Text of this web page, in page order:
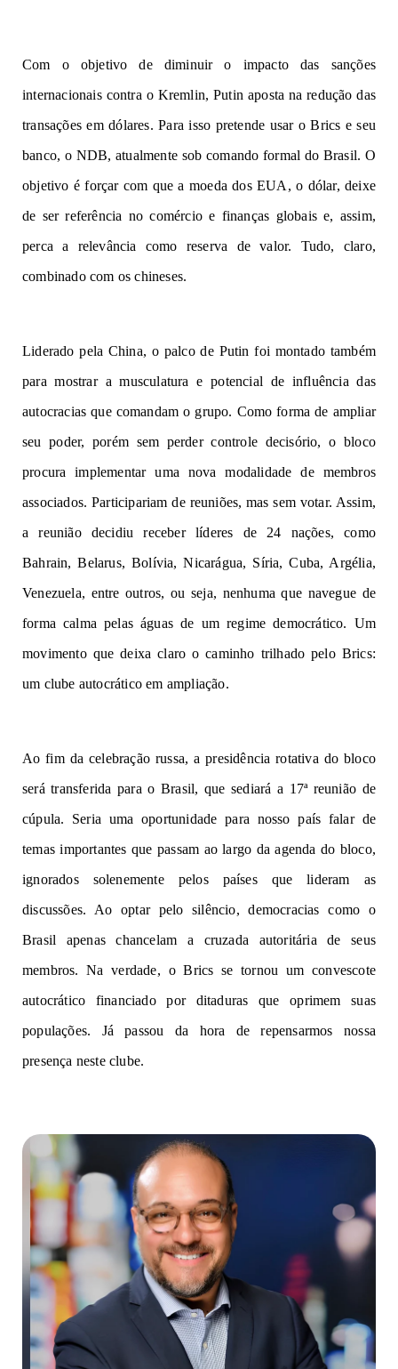
Com o objetivo de diminuir o impacto das sanções
internacionais contra o Kremlin, Putin aposta na redução das
transações em dólares. Para isso pretende usar o Brics e seu
banco, o NDB, atualmente sob comando formal do Brasil. O
objetivo é forçar com que a moeda dos EUA, o dólar, deixe
de ser referência no comércio e finanças globais e, assim,
perca a relevância como reserva de valor. Tudo, claro,
combinado com os chineses.
Liderado pela China, o palco de Putin foi montado também
para mostrar a musculatura e potencial de influência das
autocracias que comandam o grupo. Como forma de ampliar
seu poder, porém sem perder controle decisório, o bloco
procura implementar uma nova modalidade de membros
associados. Participariam de reuniões, mas sem votar. Assim,
a reunião decidiu receber líderes de 24 nações, como
Bahrain, Belarus, Bolívia, Nicarágua, Síria, Cuba, Argélia,
Venezuela, entre outros, ou seja, nenhuma que navegue de
forma calma pelas águas de um regime democrático. Um
movimento que deixa claro o caminho trilhado pelo Brics:
um clube autocrático em ampliação.
Ao fim da celebração russa, a presidência rotativa do bloco
será transferida para o Brasil, que sediará a 17ª reunião de
cúpula. Seria uma oportunidade para nosso país falar de
temas importantes que passam ao largo da agenda do bloco,
ignorados solenemente pelos países que lideram as
discussões. Ao optar pelo silêncio, democracias como o
Brasil apenas chancelam a cruzada autoritária de seus
membros. Na verdade, o Brics se tornou um convescote
autocrático financiado por ditaduras que oprimem suas
populações. Já passou da hora de repensarmos nossa
presença neste clube.